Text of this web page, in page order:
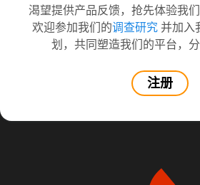
渴望提供产品反馈，抢先体验我
欢迎参加我们的调查研究 并加入
划，共同塑造我们的平台，分
注册